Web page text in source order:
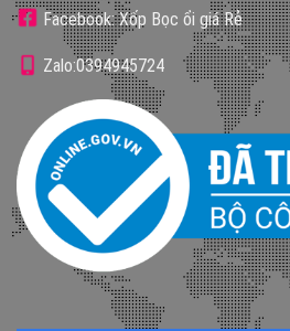
Facebook: Xốp Bọc ổi giá Rẻ
Zalo:0394945724